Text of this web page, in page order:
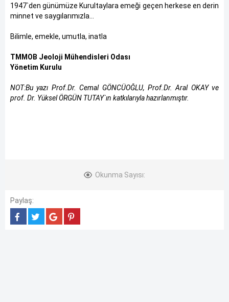
1947`den günümüze Kurultaylara emeği geçen herkese en derin
minnet ve saygılarımızla…
Bilimle, emekle, umutla, inatla
TMMOB Jeoloji Mühendisleri Odası
Yönetim Kurulu
NOT:Bu yazı Prof.Dr. Cemal GÖNCÜOĞLU, Prof.Dr. Aral OKAY ve
prof. Dr. Yüksel ÖRGÜN TUTAY`ın katkılarıyla hazırlanmıştır.
Okunma Sayısı:
Paylaş: